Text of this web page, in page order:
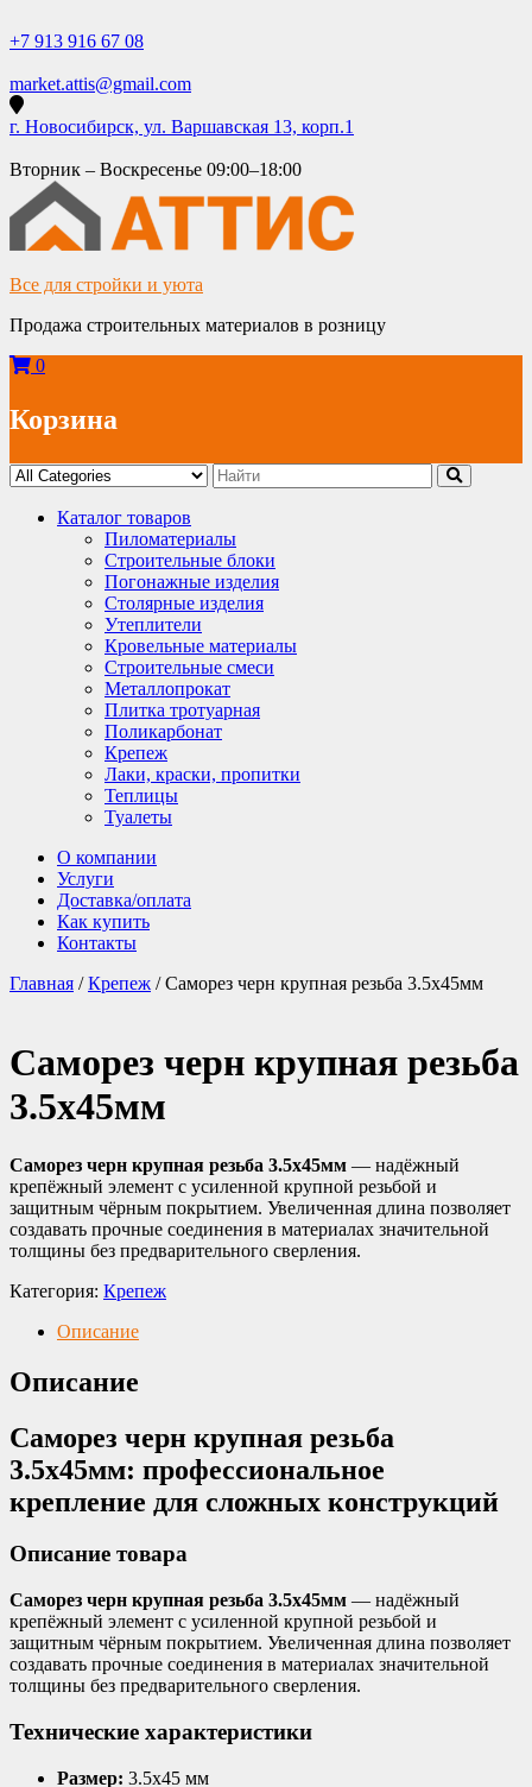
to
+7 913 916 67 08
market.attis@gmail.com
г. Новосибирск, ул. Варшавская 13, корп.1
Вторник – Воскресенье 09:00–18:00
Все для стройки и уюта
Продажа строительных материалов в розницу
0
Корзина
Каталог товаров
Пиломатериалы
Строительные блоки
Погонажные изделия
Столярные изделия
Утеплители
Кровельные материалы
Строительные смеси
Металлопрокат
Плитка тротуарная
Поликарбонат
Крепеж
Лаки, краски, пропитки
Теплицы
Туалеты
О компании
Услуги
Доставка/оплата
Как купить
Контакты
Главная /Крепеж / Саморез черн крупная резьба 3.5х45мм
Саморез черн крупная резьба
3.5х45мм
Саморез черн крупная резьба 3.5х45мм — надёжный
крепёжный элемент с усиленной крупной резьбой и
защитным чёрным покрытием. Увеличенная длина позволяет
создавать прочные соединения в материалах значительной
толщины без предварительного сверления.
Категория: Крепеж
Описание
Описание
Саморез черн крупная резьба
3.5х45мм: профессиональное
крепление для сложных конструкций
Описание товара
Саморез черн крупная резьба 3.5х45мм — надёжный
крепёжный элемент с усиленной крупной резьбой и
защитным чёрным покрытием. Увеличенная длина позволяет
создавать прочные соединения в материалах значительной
толщины без предварительного сверления.
Технические характеристики
Размер: 3.5х45 мм